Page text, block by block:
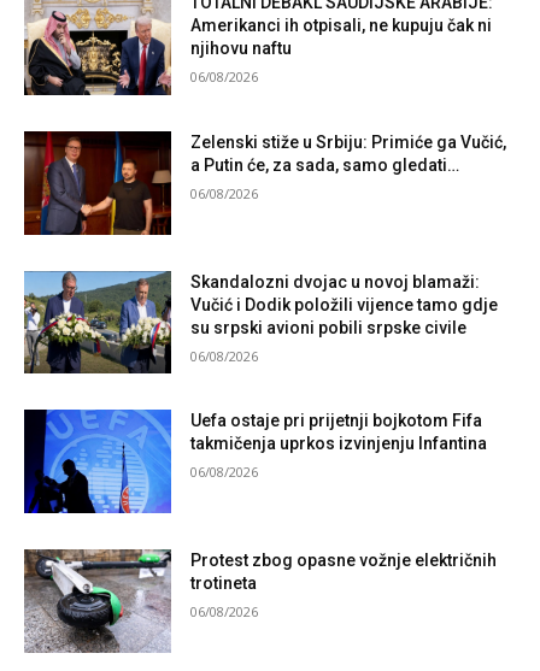
Amerikanci ih otpisali, ne kupuju čak ni
njihovu naftu
06/08/2026
Zelenski stiže u Srbiju: Primiće ga Vučić,
a Putin će, za sada, samo gledati…
06/08/2026
Skandalozni dvojac u novoj blamaži:
Vučić i Dodik položili vijence tamo gdje
su srpski avioni pobili srpske civile
06/08/2026
Uefa ostaje pri prijetnji bojkotom Fifa
takmičenja uprkos izvinjenju Infantina
06/08/2026
Protest zbog opasne vožnje električnih
trotineta
06/08/2026